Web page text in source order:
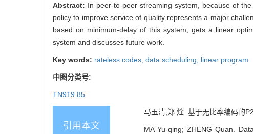
Abstract: In peer-to-peer streaming system, because of
policy to improve service of quality represents a major
based on minimum-delay of this system, gets a linear
system and discusses future work.
Key words: rateless codes, data scheduling, linear program
中图分类号:
TN919.85
引用本文
马玉清;郑 烇. 基于无比率编码的
MA Yu-qing; ZHENG Quan.